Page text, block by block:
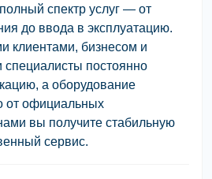
спектр услуг — от
до ввода в эксплуатацию.
клиентами, бизнесом и
постоянно
а оборудование
от официальных
вы получите стабильную
сервис.